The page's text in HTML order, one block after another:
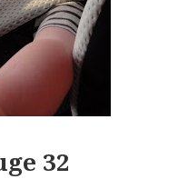
32